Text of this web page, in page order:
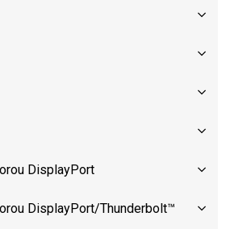
DisplayPort
DisplayPort/Thunderbolt™